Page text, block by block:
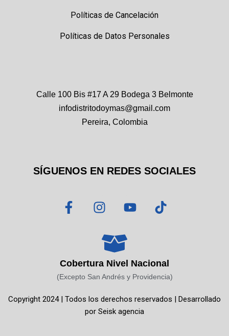
Políticas de Cancelación
Políticas de Datos Personales
Calle 100 Bis #17 A 29 Bodega 3 Belmonte
infodistritodoymas@gmail.com
Pereira, Colombia
SÍGUENOS EN REDES SOCIALES
F
a
o
o
-
I
n
t
a
g
r
m
Y
o
b
e
T
i
k
Cobertura Nivel Nacional
(Excepto San Andrés y Providencia)
Copyright 2024 | Todos los derechos reservados | Desarrollado
por Seisk agencia